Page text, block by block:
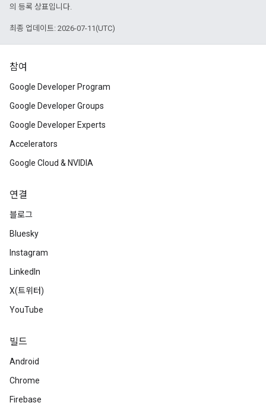
의 등록 상표입니다.
최종 업데이트: 2026-07-11(UTC)
참여
Google Developer Program
Google Developer Groups
Google Developer Experts
Accelerators
Google Cloud & NVIDIA
연결
블로그
Bluesky
Instagram
LinkedIn
X(트위터)
YouTube
빌드
Android
Chrome
Firebase